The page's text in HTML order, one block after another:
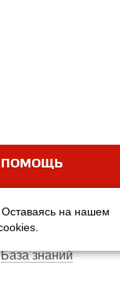
ПОМОЩЬ
Услуги
База знаний
на нашем